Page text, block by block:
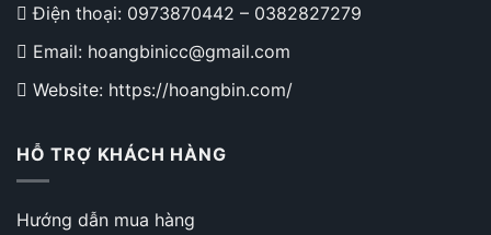
Điện thoại: 0973870442 – 0382827279
Email: hoangbinicc@gmail.com
Website: https://hoangbin.com/
HỖ TRỢ KHÁCH HÀNG
Hướng dẫn mua hàng